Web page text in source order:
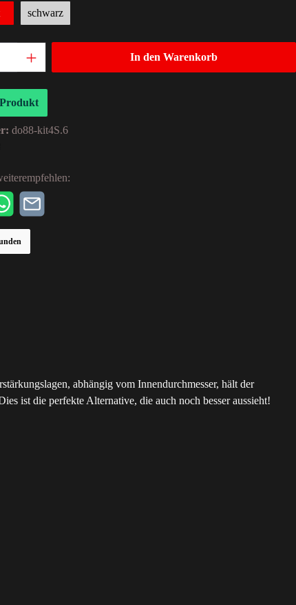
schwarz
In den Warenkorb
do88-kit4S.6
abhängig vom Innendurchmesser, hält der
ist die perfekte Alternative, die auch noch besser aussieht!